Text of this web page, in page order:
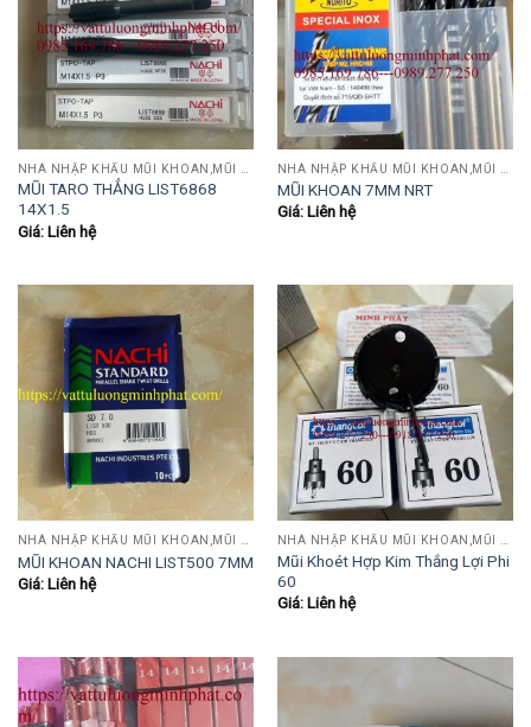
MŨI TARO THẲNG LIST6868
14X1.5
Giá: Liên hệ
MŨI KHOAN 7MM NRT
Giá: Liên hệ
NHÀ NHẬP KHẨU MŨI KHOAN,MŨI TARO,MŨI TIỆN,MŨI PHAY....
MŨI KHOAN NACHI LIST500 7MM
Giá: Liên hệ
NHÀ NHẬP KHẨU MŨI KHOAN,MŨI TARO,MŨI TIỆN,MŨI PHAY....
Mũi Khoét Hợp Kim Thắng Lợi Phi
60
Giá: Liên hệ